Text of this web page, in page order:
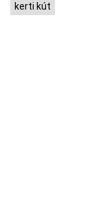
kerti kút